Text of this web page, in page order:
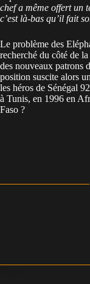
chef a même offert un
c’est là-bas qu’il fait
Le problème des
recherché du côté de
des nouveaux patrons
position suscite alors
les héros de Sénégal
à Tunis, en 1996 en
Faso ?